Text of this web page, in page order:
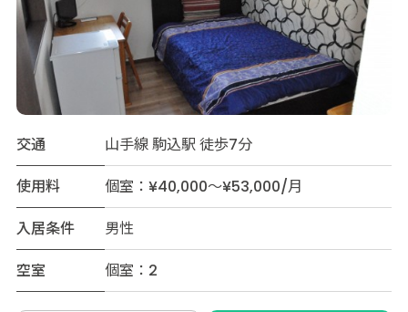
交通
山手線 駒込駅 徒歩7分
使用料
個室：¥40,000～¥53,000/月
入居条件
男性
空室
個室：2